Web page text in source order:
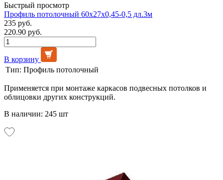
Быстрый просмотр
Профиль потолочный 60х27х0,45-0,5 дл.3м
235 руб.
220.90 руб.
В корзину
Тип: Профиль потолочный
Применяется при монтаже каркасов подвесных потолков и
облицовки других конструкций.
В наличии: 245 шт